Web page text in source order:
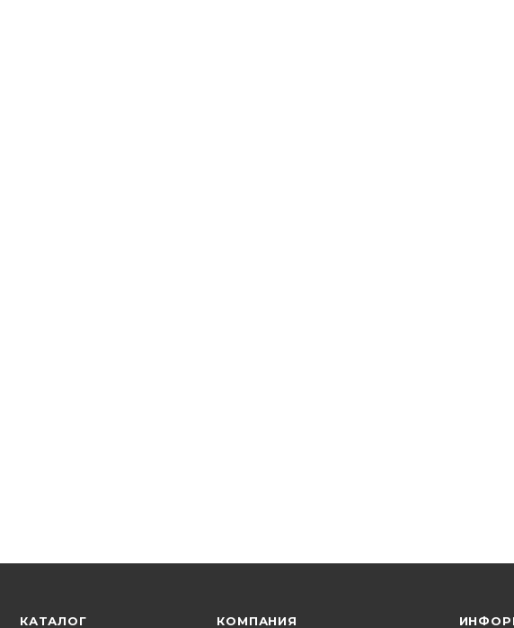
КАТАЛОГ КОМПАНИЯ